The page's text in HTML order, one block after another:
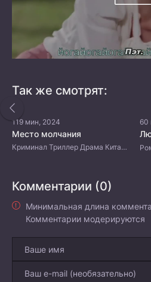
Так же смотрят:
119 мин, 2024
Место молчания
Криминал Триллер Драма Китайские дорамы
60
Комментарии (0)
Минимальная длина
Комментарии модерируются